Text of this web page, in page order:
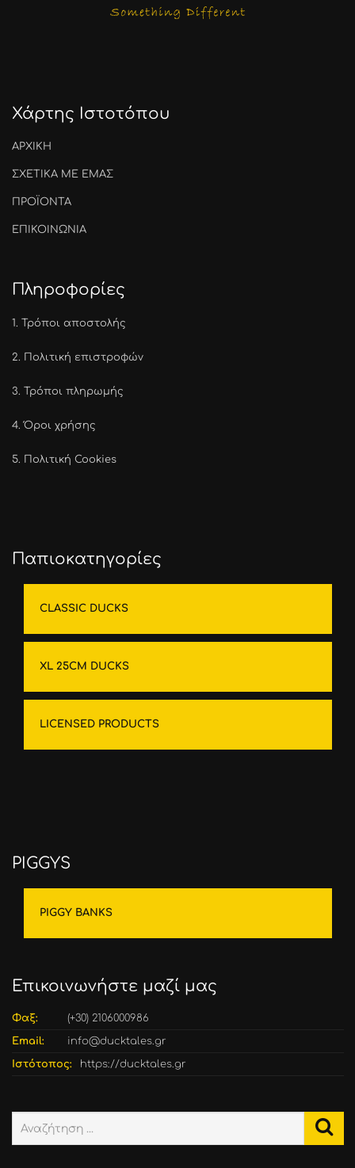
Χάρτης Ιστοτόπου
ΑΡΧΙΚΗ
ΣΧΕΤΙΚΑ ΜΕ ΕΜΑΣ
ΠΡΟΪΟΝΤΑ
ΕΠΙΚΟΙΝΩΝΙΑ
Πληροφορίες
1. Τρόποι αποστολής
2. Πολιτική επιστροφών
3. Τρόποι πληρωμής
4.Όροι χρήσης
5. Πολιτική Cookies
Παπιοκατηγορίες
CLASSIC DUCKS
XL 25CM DUCKS
LICENSED PRODUCTS
PIGGYS
PIGGY BANKS
Επικοινωνήστε μαζί μας
Φαξ: (+30) 2106000986
Email: info@ducktales.gr
Ιστότοπος: https://ducktales.gr